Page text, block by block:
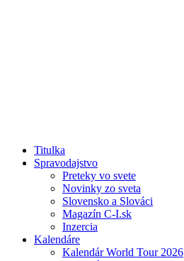
Titulka
Spravodajstvo
Preteky vo svete
Novinky zo sveta
Slovensko a Slováci
Magazín C-I.sk
Inzercia
Kalendáre
Kalendár World Tour 2026